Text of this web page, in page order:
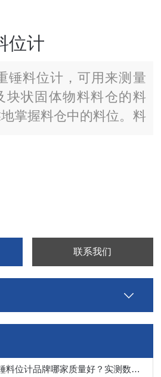
位计
锤料位计，可用来测量
块状固体物料料仓的料
掌握料仓中的料位。料
内外同类产品的优点，
动方式使以往许多其它
计经常出现的毛病都得
联系我们
深度解析：国内重锤料位计品牌哪家质量好？实测数据告诉你——济南杰创自动化仪表有限公司